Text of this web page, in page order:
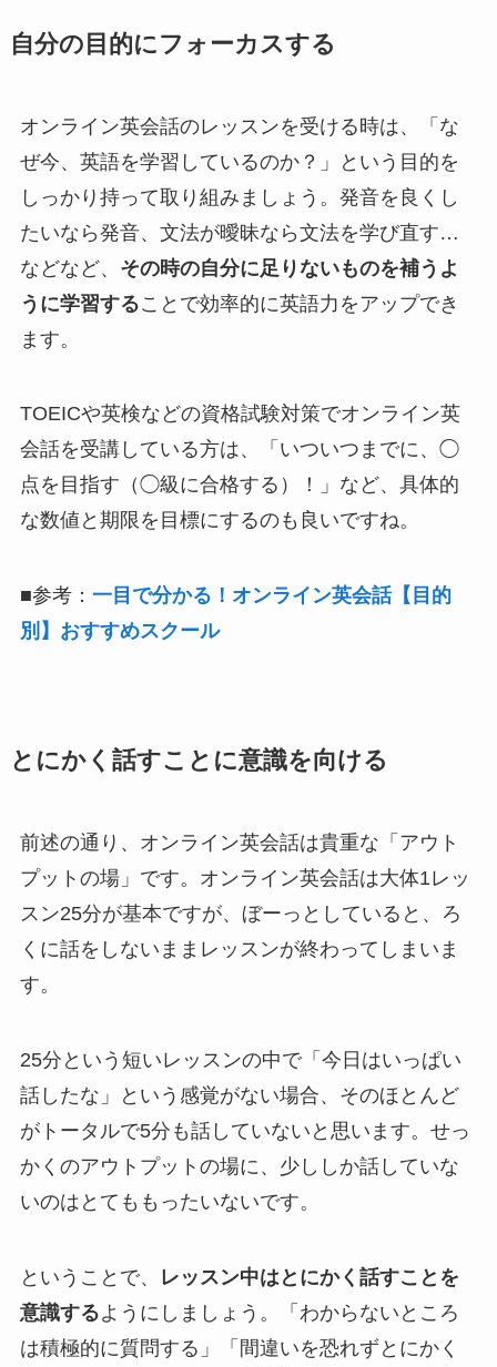
自分の目的にフォーカスする
オンライン英会話のレッスンを受ける時は、「な
ぜ今、英語を学習しているのか？」という目的を
しっかり持って取り組みましょう。発音を良くし
たいなら発音、文法が曖昧なら文法を学び直す…
などなど、 その時の自分に足りないものを補うよ
うに学習することで効率的に英語力をアップでき
ます。
TOEICや英検などの資格試験対策でオンライン英
会話を受講している方は、「いついつまでに、◯
点を目指す（◯級に合格する）！」など、具体的
な数値と期限を目標にするのも良いですね。
■参考： 一目で分かる！オンライン英会話【目的
別】おすすめスクール
とにかく話すことに意識を向ける
前述の通り、オンライン英会話は貴重な「アウト
プットの場」です。オンライン英会話は大体1レッ
スン25分が基本ですが、ぼーっとしていると、ろ
くに話をしないままレッスンが終わってしまいま
す。
25分という短いレッスンの中で「今日はいっぱい
話したな」という感覚がない場合、そのほとんど
がトータルで5分も話していないと思います。せっ
かくのアウトプットの場に、少ししか話していな
いのはとてももったいないです。
ということで、
レッスン中はとにかく話すことを
意識するようにしましょう。「わからないところ
は積極的に質問する」「間違いを恐れずとにかく